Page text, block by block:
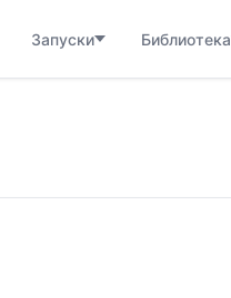
Запуски Библиотека